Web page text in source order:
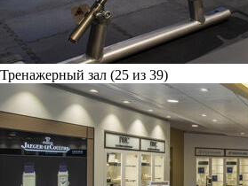
Тренажерный зал (25 из 39)